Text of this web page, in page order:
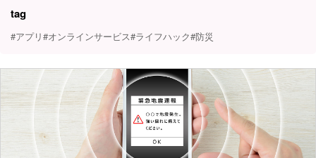
tag
#アプリ#オンラインサービス#ライフハック#防災